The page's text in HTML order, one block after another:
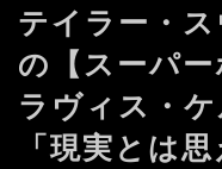
テイラー・
の【スーパ
ラヴィス・
「現実とは